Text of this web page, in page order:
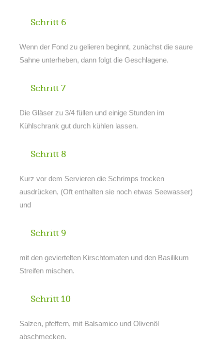
Schritt 6
Wenn der Fond zu gelieren beginnt, zunächst die saure
Sahne unterheben, dann folgt die Geschlagene.
Schritt 7
Die Gläser zu 3/4 füllen und einige Stunden im
Kühlschrank gut durch kühlen lassen.
Schritt 8
Kurz vor dem Servieren die Schrimps trocken
ausdrücken, (Oft enthalten sie noch etwas Seewasser)
und
Schritt 9
mit den geviertelten Kirschtomaten und den Basilikum
Streifen mischen.
Schritt 10
Salzen, pfeffern, mit Balsamico und Olivenöl
abschmecken.